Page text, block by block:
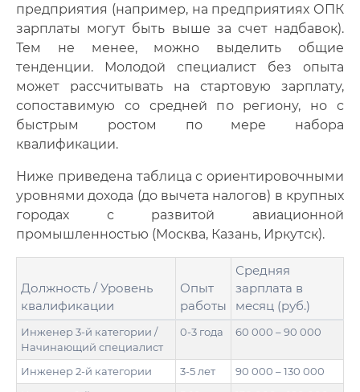
предприятия (например, на предприятиях ОПК
зарплаты могут быть выше за счет надбавок).
Тем не менее, можно выделить общие
тенденции. Молодой специалист без опыта
может рассчитывать на стартовую зарплату,
сопоставимую со средней по региону, но с
быстрым ростом по мере набора
квалификации.
Ниже приведена таблица с ориентировочными
уровнями дохода (до вычета налогов) в крупных
городах с развитой авиационной
промышленностью (Москва, Казань, Иркутск).
Должность / Уровень
квалификации
Опыт
работы
Средняя
зарплата в
месяц (руб.)
Инженер 3-й категории /
Начинающий специалист
0-3 года 60 000 – 90 000
Инженер 2-й категории 3-5 лет
90 000 – 130 000